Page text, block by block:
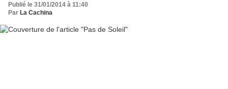
Publié le 31/01/2014 à 11:40
Par La Cachina